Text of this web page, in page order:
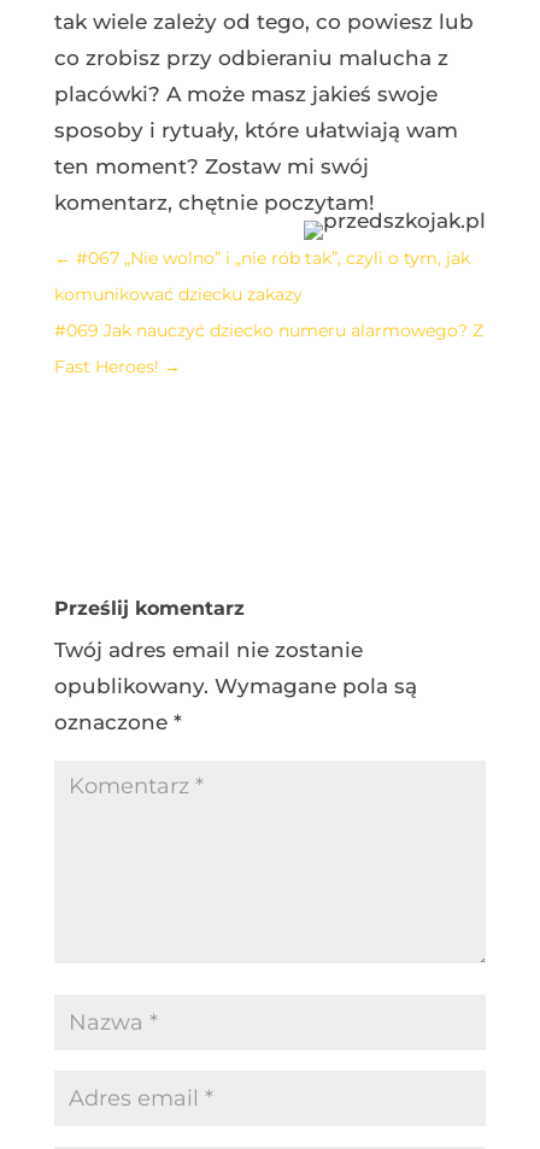
tak wiele zależy od tego, co powiesz lub
co zrobisz przy odbieraniu malucha z
placówki? A może masz jakieś swoje
sposoby i rytuały, które ułatwiają wam
ten moment? Zostaw mi swój
komentarz, chętnie poczytam!
← #067 „Nie wolno” i „nie rób tak”, czyli o tym, jak
komunikować dziecku zakazy
#069 Jak nauczyć dziecko numeru alarmowego? Z
Fast Heroes! →
Prześlij komentarz
Twój adres email nie zostanie
opublikowany. Wymagane pola są
oznaczone *